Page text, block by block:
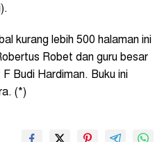
kurang lebih 500 halaman ini
Robet dan guru besar
Budi Hardiman. Buku ini
(*)